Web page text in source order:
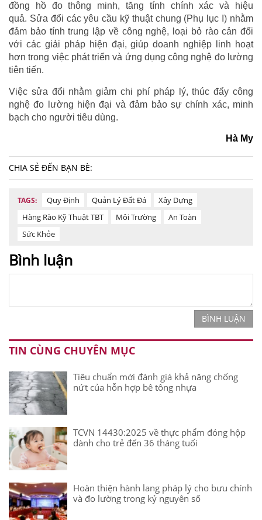
đồng hồ đo thông minh, tăng tính chính xác và hiệu
quả. Sửa đổi các yêu cầu kỹ thuật chung (Phụ lục I) nhằm
đảm bảo tính trung lập về công nghệ, loại bỏ rào cản đối
với các giải pháp hiện đại, giúp doanh nghiệp linh hoạt
hơn trong việc phát triển và ứng dụng công nghệ đo lường
tiên tiến.
Việc sửa đổi nhằm giảm chi phí pháp lý, thúc đẩy công
nghệ đo lường hiện đại và đảm bảo sự chính xác, minh
bạch cho người tiêu dùng.
Hà My
CHIA SẺ ĐẾN BẠN BÈ:
TAGS: Quy Định Quản Lý Đất Đá
Xây Dựng
Hàng Rào Kỹ Thuật TBT
Môi Trường
An Toàn
Sức Khỏe
Bình luận
BÌNH LUẬN
TIN CÙNG CHUYÊN MỤC
Tiêu chuẩn mới đánh giá khả năng chống
nứt của hỗn hợp bê tông nhựa
TCVN 14430:2025 về thực phẩm đóng hộp
dành cho trẻ đến 36 tháng tuổi
Hoàn thiện hành lang pháp lý cho bưu chính
và đo lường trong kỷ nguyên số